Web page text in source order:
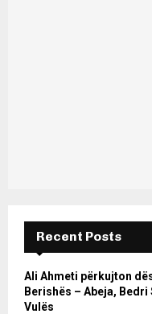
Recent Posts
Ali Ahmeti përkujton
Berishës – Abeja,
Vulës